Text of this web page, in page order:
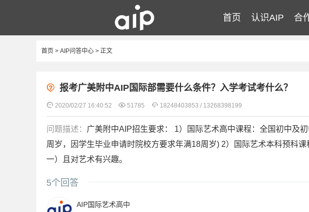
首页 认识AIP
AIP背景及历史介绍
日本艺术高中课程
合
首页 > AIP问答中心 > 正文
 报考广美附中AIP国际部需要什么条件？入学考试考什么？
 2020/02/27 16:40:52  51785  18248403853 / 13268398199
问题描述： 广美附中AIP招生要求： 1）国际艺术高中课程：全国初中及
周岁，因学生毕业申请时院校方要求年满18周岁) 2）国际艺术本科预科
一）且对艺术有兴趣。
5个回答
AIP国际艺术高中